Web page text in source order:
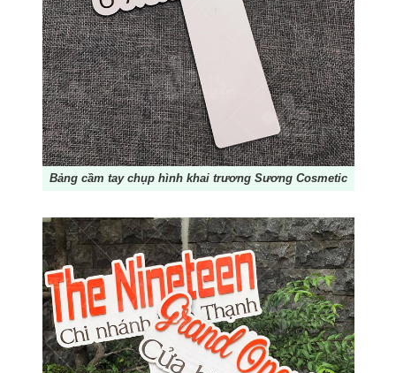
Bảng cầm tay chụp hình khai trương Sương Cosmetic